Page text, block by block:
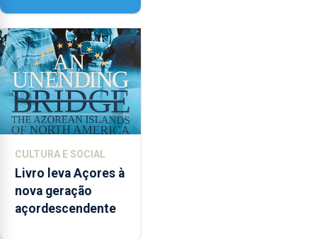
instrumentos
CULTURA E SOCIAL
Livro leva Açores à
nova geração
açordescendente